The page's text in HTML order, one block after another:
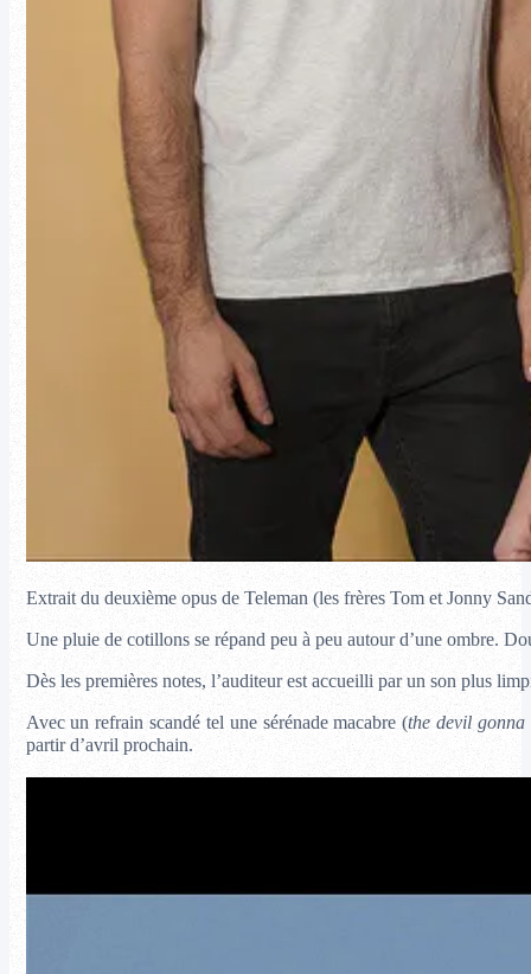
Extrait du deuxième opus de Teleman (les frères Tom et Jonny
Une pluie de cotillons se répand peu à peu autour d’une ombre.
Dès les premières notes, l’auditeur est accueilli par un son plus
Avec un refrain scandé tel une sérénade macabre (the devil
partir d’avril prochain.